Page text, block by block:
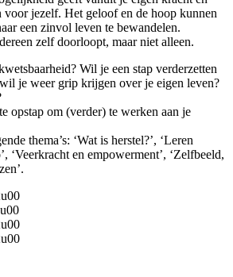
voor jezelf. Het geloof en de hoop kunnen
een zinvol leven te bewandelen.
zelf doorloopt, maar niet alleen.
Wil je een stap verderzetten
je weer grip krijgen over je eigen leven?
opstap om (verder) te werken aan je
thema’s: ‘Wat is herstel?’, ‘Leren
‘Veerkracht en empowerment’, ‘Zelfbeeld,